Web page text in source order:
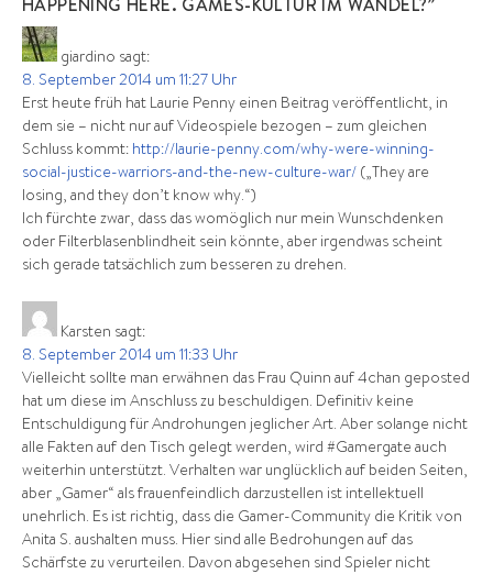
HAPPENING HERE. GAMES-KULTUR IM WANDEL?”
giardino sagt:
8. September 2014 um 11:27 Uhr
Erst heute früh hat Laurie Penny einen Beitrag veröffentlicht, in
dem sie – nicht nur auf Videospiele bezogen – zum gleichen
Schluss kommt: http://laurie-penny.com/why-were-winning-
social-justice-warriors-and-the-new-culture-war/ („They are
losing, and they don’t know why.“)
Ich fürchte zwar, dass das womöglich nur mein Wunschdenken
oder Filterblasenblindheit sein könnte, aber irgendwas scheint
sich gerade tatsächlich zum besseren zu drehen.
Karsten sagt:
8. September 2014 um 11:33 Uhr
Vielleicht sollte man erwähnen das Frau Quinn auf 4chan geposted
hat um diese im Anschluss zu beschuldigen. Definitiv keine
Entschuldigung für Androhungen jeglicher Art. Aber solange nicht
alle Fakten auf den Tisch gelegt werden, wird #Gamergate auch
weiterhin unterstützt. Verhalten war unglücklich auf beiden Seiten,
aber „Gamer“ als frauenfeindlich darzustellen ist intellektuell
unehrlich. Es ist richtig, dass die Gamer-Community die Kritik von
Anita S. aushalten muss. Hier sind alle Bedrohungen auf das
Schärfste zu verurteilen. Davon abgesehen sind Spieler nicht